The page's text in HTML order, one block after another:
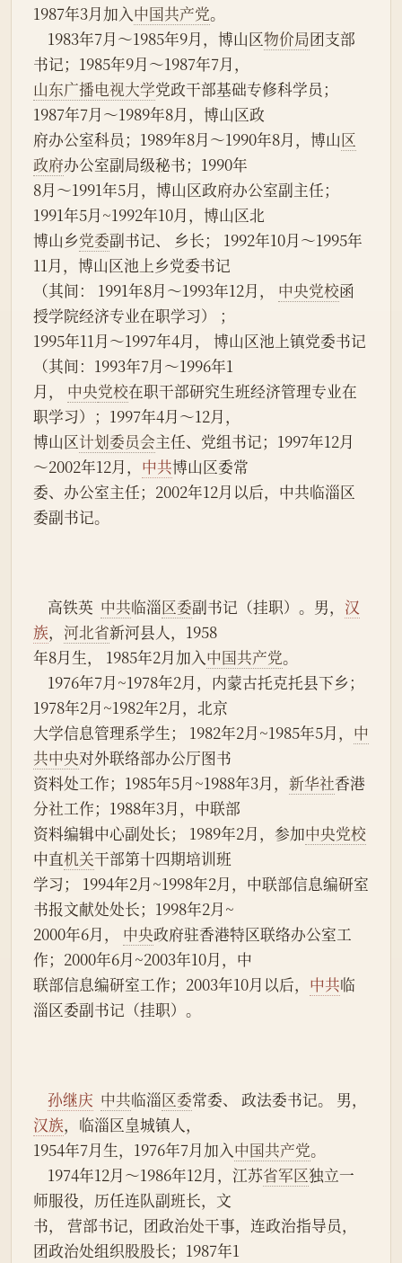
1987年3月加入中国共产党。
    1983年7月～1985年9月，博山区
物价局团支部
书记；1985年9月～1987年7月，
山东广播电视大学党政干部基础专修科学员；
1987年7月～1989年8月，博山区政
府办公室科员；1989年8月～1990年8月，博山区
政府办公室副局级秘书；1990年
8月～1991年5月，博山区政府办公室副主任；
1991年5月~1992年10月，博山区北
博山乡党委副书记、 乡长； 1992年10月～1995年
11月，博山区池上乡党委书记
（其间： 1991年8月～1993年12月， 中央党校函
授学院经济专业在职学习） ；
1995年11月～1997年4月， 博山区池上镇党委书记
（其间：1993年7月～1996年1
月， 中央党校在职干部研究生班经济管理专业在
职学习）；1997年4月～12月，
博山区计划委员会主任、党组书记；1997年12月
～2002年12月， 中共博山区委常
委、办公室主任；2002年12月以后，中共临淄区
委副书记。
    高铁英
中共临淄区委副书记（挂职）。男， 汉
族， 河北省新河县人，1958
年8月生， 1985年2月加入中国共产党。
1978年2月~1982年2月，北京
大学信息管理系学生； 1982年2月~1985年5月， 中
共中央对外联络部办公厅图书
资料处工作；1985年5月~1988年3月， 新华社香港
分社工作；1988年3月，中联部
资料编辑中心副处长； 1989年2月，参加中央党校
中直机关干部第十四期培训班
学习； 1994年2月~1998年2月，中联部信息编研室
书报文献处处长；1998年2月~
2000年6月， 中央政府驻香港特区联络办公室工
作；2000年6月~2003年10月，中
联部信息编研室工作；2003年10月以后， 中共临
淄区委副书记（挂职）。
孙继庆 中共临淄区委常委、 政法委书记。 男，
汉族，临淄区皇城镇人，
1954年7月生，1976年7月加入中国共产党。
    1974年12月～1986年12月，江苏
省军区独立一
师服役，历任连队副班长，文
书， 营部书记，团政治处干事，连政治指导员，
团政治处组织股股长；1987年1